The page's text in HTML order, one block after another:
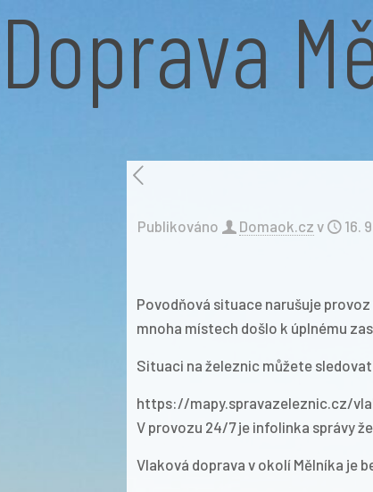
Doprava
Publikováno Domaok.cz v 16.
Povodňová situace narušuje
mnoha místech došlo k úplnému
Situaci na železnic můžete
https://mapy.spravazeleznic.cz/
V provozu 24/7 je infolinka správy
Vlaková doprava v okolí Mělníka je